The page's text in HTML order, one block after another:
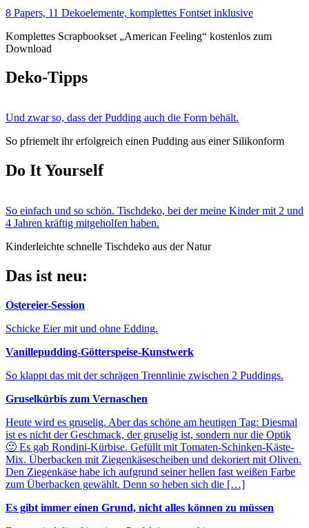
8 Papers, 11 Dekoelemente, komplettes Fontset inklusive
Komplettes Scrapbookset „American Feeling“ kostenlos zum
Download
Deko-Tipps
Und zwar so, dass der Pudding auch die Form behält.
So pfriemelt ihr erfolgreich einen Pudding aus einer Silikonform
Do It Yourself
So einfach und so schön. Tischdeko, bei der meine Kinder mit 2 und
4 Jahren kräftig mitgeholfen haben.
Kinderleichte schnelle Tischdeko aus der Natur
Das ist neu:
Ostereier-Session
Schicke Eier mit und ohne Edding.
Vanillepudding-Götterspeise-Kunstwerk
So klappt das mit der schrägen Trennlinie zwischen 2 Puddings.
Gruselkürbis zum Vernaschen
Heute wird es gruselig. Aber das schöne am heutigen Tag: Diesmal
ist es nicht der Geschmack, der gruselig ist, sondern nur die Optik
🙂 Es gab Rondini-Kürbise. Gefüllt mit Tomaten-Schinken-Käste-
Mix. Überbacken mit Ziegenkäsescheiben und dekoriert mit Oliven.
Den Ziegenkäse habe ich aufgrund seiner hellen fast weißen Farbe
zum Überbacken gewählt. Denn so heben sich die […]
Es gibt immer einen Grund, nicht alles können zu müssen